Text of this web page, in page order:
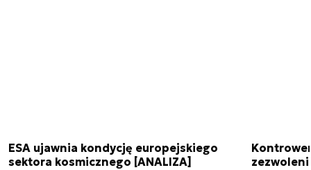
ESA ujawnia kondycję europejskiego
sektora kosmicznego [ANALIZA]